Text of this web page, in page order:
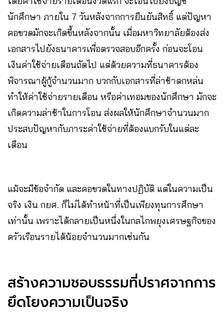
นักศึกษา ภายใน 7 วันหลังจากการยืนยันสิทธิ์ แต่ปัญหา
คอขวดมักจะเกิดขึ้นหลังจากนั้น เมื่อมหาวิทยาลัยต้องส่ง
เอกสารไปยังธนาคารเพื่อตรวจสอบอีกครั้ง ก่อนจะโอน
เงินค่าใช้จ่ายเดือนถัดไป แต่ด้วยความที่ธนาคารต้อง
พิจารณาผู้กู้จำนวนมาก บวกกับเอกสารที่ล่าช้าตกหล่น
ทำให้ค่าใช้จ่ายรายเดือน หรือค่าเทอมของนักศึกษา มักจะ
เกิดความล่าช้าในการโอน ส่งผลให้นักศึกษาจำนวนมาก
ประสบปัญหากับภาระค่าใช้จ่ายที่ต้องแบกรับในแต่ละ
เดือน
แม้จะมีข้อจำกัด และคอขวดในทางปฏิบัติ แต่ในความเป็น
จริง เงิน กยศ. ก็ไม่ได้ทำหน้าที่เป็นเพียงทุนการศึกษา
เท่านั้น เพราะได้กลายเป็นหนึ่งในกลไกพยุงเศรษฐกิจของ
ครัวเรือนรายได้น้อยจำนวนมากเช่นกัน
สร้างความชอบธรรมที่ปราศจากการ
ยึดโยงความเป็นจริง